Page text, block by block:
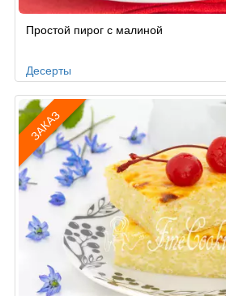
Простой пирог с малиной
Десерты
ЗАКАЗ